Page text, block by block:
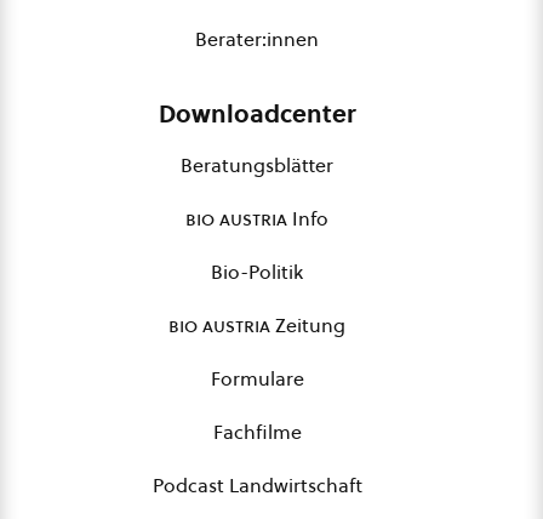
Berater:innen
Downloadcenter
Beratungsblätter
bio austria Info
Bio-Politik
bio austriaZeitung
Formulare
Fachfilme
Podcast Landwirtschaft